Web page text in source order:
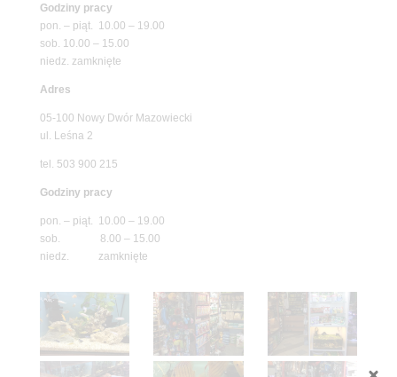
Godziny pracy
pon. – piąt. 10.00 – 19.00
sob. 10.00 – 15.00
niedz. zamknięte
Adres
05-100 Nowy Dwór Mazowiecki
ul. Leśna 2
tel. 503 900 215
Godziny pracy
pon. – piąt. 10.00 – 19.00
sob. 8.00 – 15.00
niedz. zamknięte